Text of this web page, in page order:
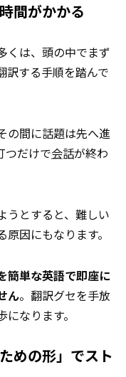
間がかかる
くは、頭の中でまず
訳する手順を踏んで
の間に話題は先へ進
つだけで会話が終わ
うとすると、難しい
因にもなります。
簡単な英語で即座に
ん。翻訳グセを手放
なります。
めの形」でスト